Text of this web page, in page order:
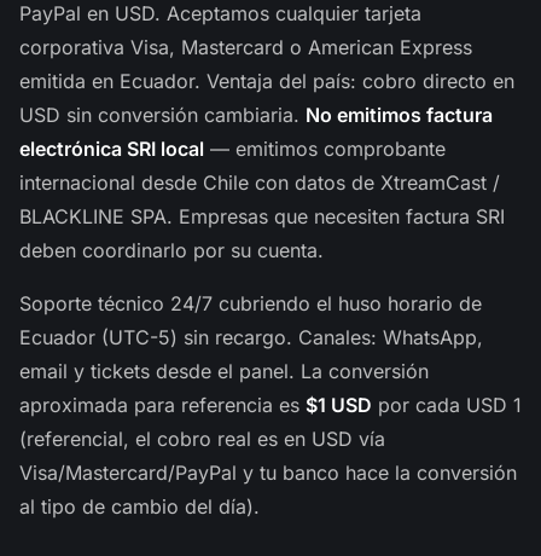
PayPal en USD. Aceptamos cualquier tarjeta
corporativa Visa, Mastercard o American Express
emitida en Ecuador. Ventaja del país: cobro directo en
USD sin conversión cambiaria. No emitimos factura
electrónica SRI local — emitimos comprobante
internacional desde Chile con datos de XtreamCast /
BLACKLINE SPA. Empresas que necesiten factura SRI
deben coordinarlo por su cuenta.
Soporte técnico 24/7 cubriendo el huso horario de
Ecuador (UTC-5) sin recargo. Canales: WhatsApp,
email y tickets desde el panel. La conversión
aproximada para referencia es $1 USD por cada USD 1
(referencial, el cobro real es en USD vía
Visa/Mastercard/PayPal y tu banco hace la conversión
al tipo de cambio del día).